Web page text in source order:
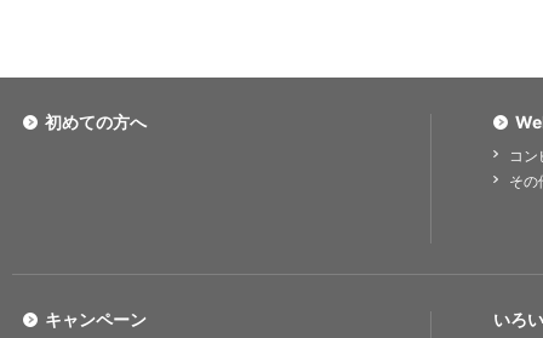
初めての方へ
コ
その
いろ
キャンペーン